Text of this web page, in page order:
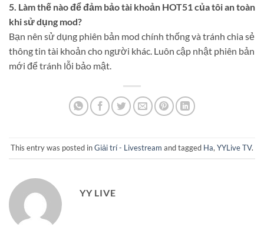
5. Làm thế nào để đảm bảo tài khoản HOT51 của tôi an toàn
khi sử dụng mod?
Bạn nên sử dụng phiên bản mod chính thống và tránh chia sẻ
thông tin tài khoản cho người khác. Luôn cập nhật phiên bản
mới để tránh lỗi bảo mật.
This entry was posted inGiải trí - Livestream and tagged Ha, YYLive TV.
YY LIVE